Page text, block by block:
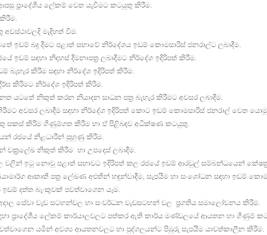
ප්‍රාදේශීය ලේකම් වෙත යැවීමට කටයුතු කිරීම.
අවස්ථාවලදි මැදිහත් වීම.
ඉඩම් බදු දීමට පළාත් සභාවේ නිර්දේශය ඉඩම් කොමසාරිස් ජනරාල්ට ලබාදීම.
ඉඩම් සඳහා නිදහස් දීමනාපත්‍ර ලබාදීමට නිර්දේශ ඉදිරිපත් කිරීම.
බැහැර කිරීම සඳහා නිර්දේශ ඉදිරිපත් කිරීම.
කිරීමට නිර්දේශ ඉදිරිපත් කිරීම‍.
යටතේ නිකුත් කරන නියාදන සාධන පත්‍ර බැහැර කිරීමට අවසර ලබාදීම.
අවසර ලබාදීම සඳහා නිර්දේශ ඉදිරිපත් කොට ඉඩම් කොමසාරිස් ජනරාල් වෙත
සකස් කිරීම ගිණුම්ගත කිරීම හා ඒ පිළිබඳව අධීක්ෂණ කටයුතු.
රජයේ නිළධාරීන් පුහුණු කිරීම.
චක්‍රලේඛ නිකුත් කිරීම හා උපදෙස් ලබාදීම.
වලින් ඉටු නොවු පළාත් සභාවට ඉදිරිපත් කල රජයේ ඉඩම් ආරවුල් සම්බන්ධයෙන්
ආකෘති පත්‍ර ලේඛණ අළුතින් හඳුන්වාදීම, සැපයීම හා සංශෝධන සඳහා ඉඩම්
දත්ත බැංකුවක් පවත්වාගෙන යෑම.
සේවා වැඩ සටහන්වල හා සංවර්ධන වැඩසටහන් වල ප්‍රගතිය සමාලෝචනය කිරීම.
ප්‍රාදේශීය ලේකම් කාර්යාලවලට පත්කර ඇති කාර්ය මණ්ඩලයේ ආයතන හා ගිණුම්
යමින් අවශ්‍ය ආයතනවලට හා පුද්ගලයන්ට පිඹුරු සැපයීම යාවත්කාලීන කිරීම.